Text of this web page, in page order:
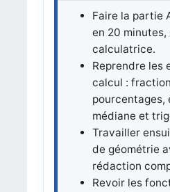
Faire la partie
en 20 minutes,
calculatrice.
Reprendre les
calcul :
pourcentages,
médiane et
Travailler
de géométrie
rédaction
Revoir les